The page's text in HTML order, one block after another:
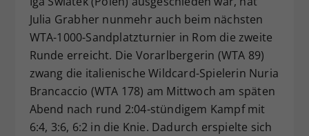
Julia Grabher nunmehr auch beim nächsten
WTA-1000-Sandplatzturnier in Rom die zweite
Runde erreicht. Die Vorarlbergerin (WTA 89)
zwang die italienische Wildcard-Spielerin Nuria
Brancaccio (WTA 178) am Mittwoch am späten
Abend nach rund 2:04-stündigem Kampf mit
6:4, 3:6, 6:2 in die Knie. Dadurch erspielte sich
Zweck
Dieser Wert speichert Ihre Consent-
Einstellungen. Unter anderem eine
zufällig generierte ID, für die
historische Speicherung Ihrer
vorgenommen Einstellungen, falls der
Webseiten-Betreiber dies eingestellt
hat.